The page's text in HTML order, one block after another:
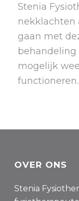
Stenia
nekklachten
gaan met
behandeling
mogelijk
functioneren.
OVER ONS
Stenia